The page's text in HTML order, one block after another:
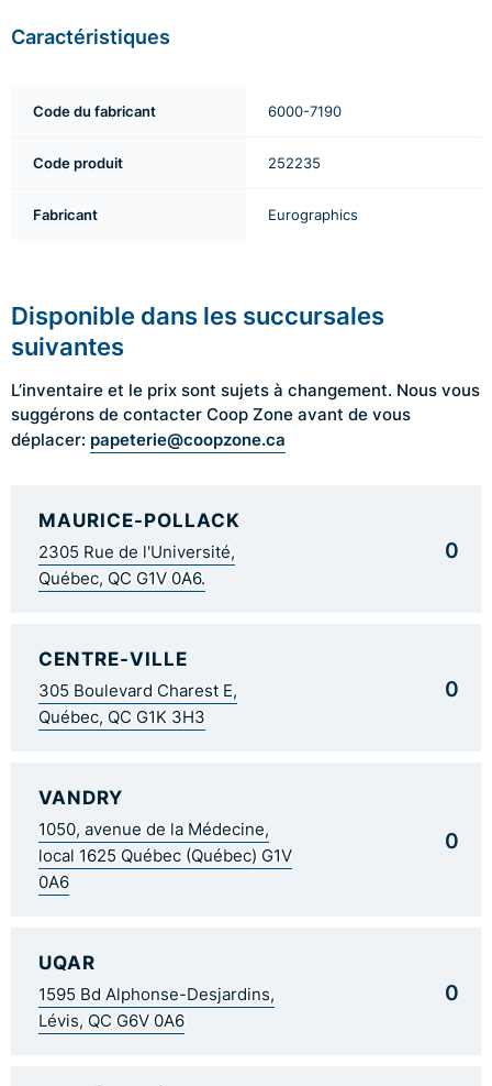
Caractéristiques
Code du fabricant 6000-7190
Code produit 252235
Fabricant Eurographics
Disponible dans les succursales
suivantes
L’inventaire et le prix sont sujets à changement. Nous vous
suggérons de contacter Coop Zone avant de vous
déplacer: papeterie@coopzone.ca
MAURICE-POLLACK
2305 Rue de l'Université,
Québec, QC G1V 0A6.
0
CENTRE-VILLE
305 Boulevard Charest E,
Québec, QC G1K 3H3
0
VANDRY
1050, avenue de la Médecine,
local 1625 Québec (Québec) G1V
0A6
0
UQAR
1595 Bd Alphonse-Desjardins,
Lévis, QC G6V 0A6
0